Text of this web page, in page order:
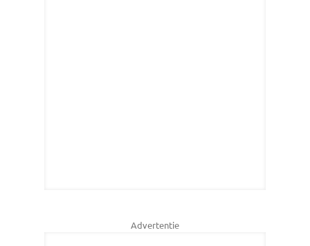
Advertentie